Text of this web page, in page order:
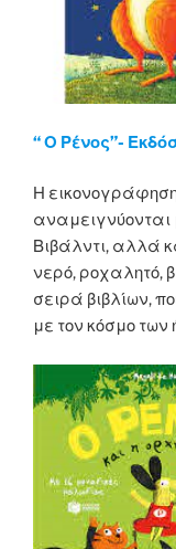
“ Ο Ρένος”-
Η εικονογράφηση
αναμειγνύονται
Βιβάλντι, αλλά
νερό, ροχαλητό,
σειρά βιβλίων,
με τον κόσμο των